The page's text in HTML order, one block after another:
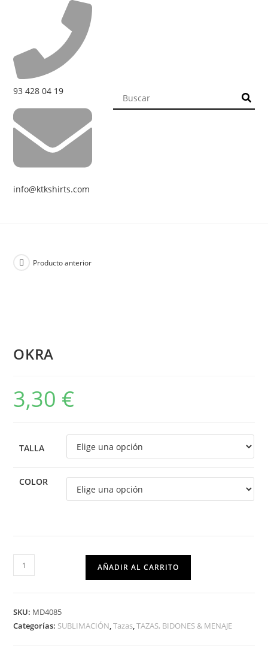
93 428 04 19
info@ktkshirts.com
Producto anterior
OKRA
3,30 €
TALLA
COLOR
AÑADIR AL CARRITO
SKU: MD4085
Categorías: SUBLIMACIÓN,Tazas,TAZAS, BIDONES & MENAJE